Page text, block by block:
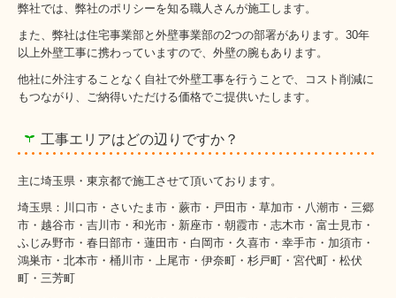
弊社では、弊社のポリシーを知る職人さんが施工します。
また、弊社は住宅事業部と外壁事業部の2つの部署があります。30年
以上外壁工事に携わっていますので、外壁の腕もあります。
他社に外注することなく自社で外壁工事を行うことで、コスト削減に
もつながり、ご納得いただける価格でご提供いたします。
工事エリアはどの辺りですか？
主に埼玉県・東京都で施工させて頂いております。
埼玉県：川口市・さいたま市・蕨市・戸田市・草加市・八潮市・三郷
市・越谷市・吉川市・和光市・新座市・朝霞市・志木市・富士見市・
ふじみ野市・春日部市・蓮田市・白岡市・久喜市・幸手市・加須市・
鴻巣市・北本市・桶川市・上尾市・伊奈町・杉戸町・宮代町・松伏
町・三芳町